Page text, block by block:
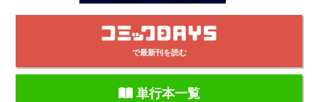
で最新刊を読む
単行本一覧